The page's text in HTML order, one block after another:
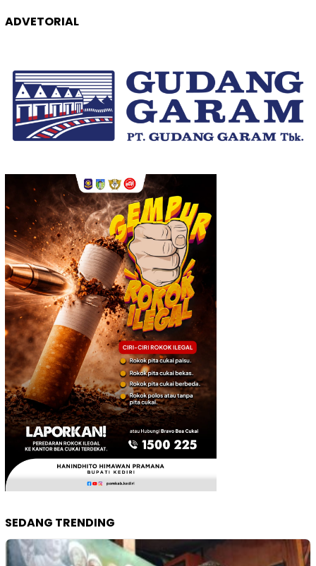
ADVETORIAL
SEDANG TRENDING